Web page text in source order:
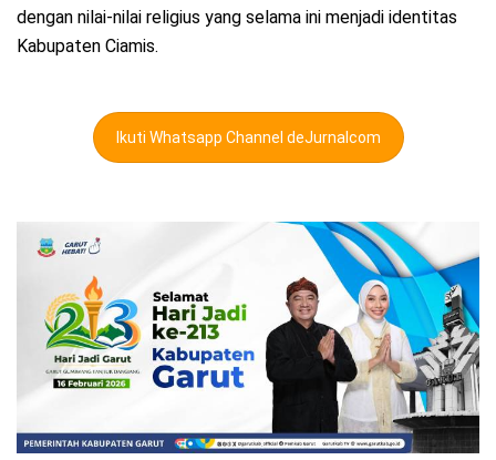
dengan nilai-nilai religius yang selama ini menjadi identitas
Kabupaten Ciamis.
Ikuti Whatsapp Channel deJurnalcom